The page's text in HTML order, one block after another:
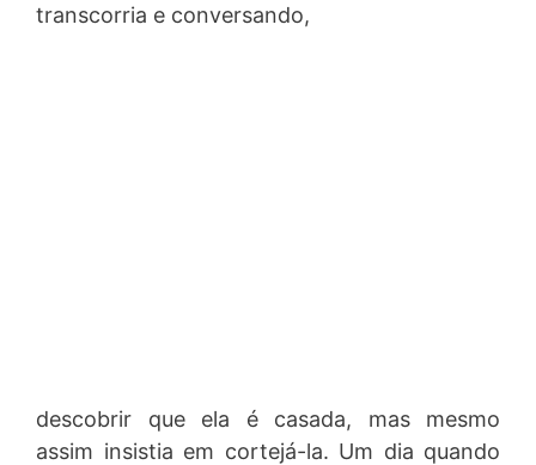
transcorria e conversando,
descobrir que ela é casada, mas mesmo
assim insistia em cortejá-la. Um dia quando